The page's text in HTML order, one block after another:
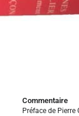
Commentaire
Préface de Pierre